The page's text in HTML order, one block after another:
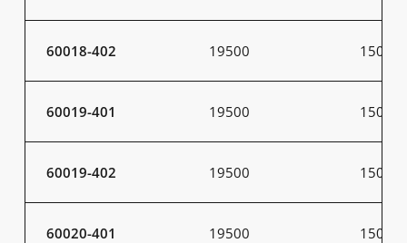
60018-402 19500 150
60019-401 19500 150
60019-402 19500 150
60020-401 19500 150